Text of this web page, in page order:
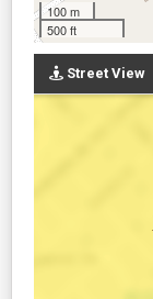
100 m
500 ft
Street View